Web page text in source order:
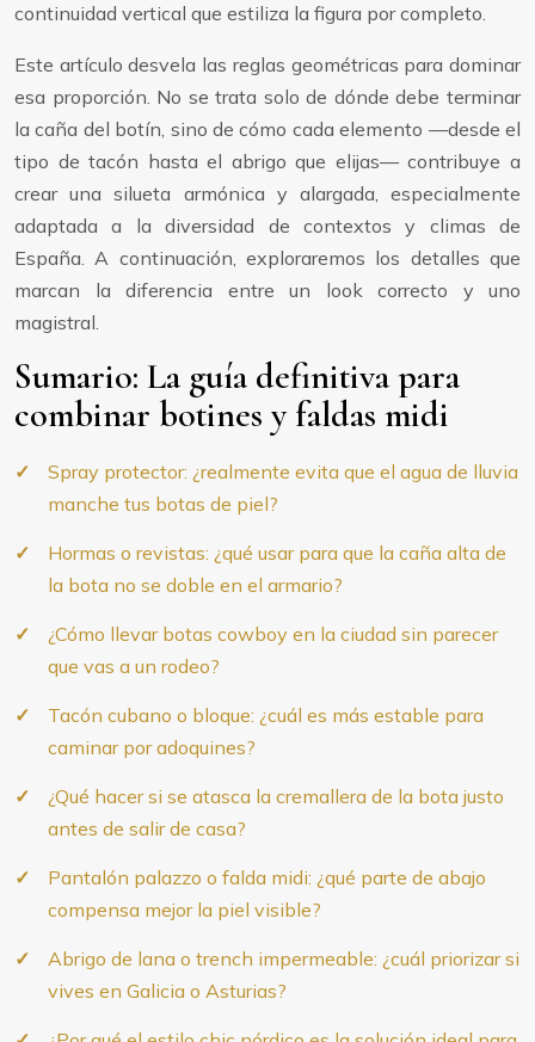
continuidad vertical que estiliza la figura por completo.
Este artículo desvela las reglas geométricas para dominar
esa proporción. No se trata solo de dónde debe terminar
la caña del botín, sino de cómo cada elemento —desde el
tipo de tacón hasta el abrigo que elijas— contribuye a
crear una silueta armónica y alargada, especialmente
adaptada a la diversidad de contextos y climas de
España. A continuación, exploraremos los detalles que
marcan la diferencia entre un look correcto y uno
magistral.
Sumario: La guía definitiva para
combinar botines y faldas midi
Spray protector: ¿realmente evita que el agua de lluvia
manche tus botas de piel?
Hormas o revistas: ¿qué usar para que la caña alta de
la bota no se doble en el armario?
¿Cómo llevar botas cowboy en la ciudad sin parecer
que vas a un rodeo?
Tacón cubano o bloque: ¿cuál es más estable para
caminar por adoquines?
¿Qué hacer si se atasca la cremallera de la bota justo
antes de salir de casa?
Pantalón palazzo o falda midi: ¿qué parte de abajo
compensa mejor la piel visible?
Abrigo de lana o trench impermeable: ¿cuál priorizar si
vives en Galicia o Asturias?